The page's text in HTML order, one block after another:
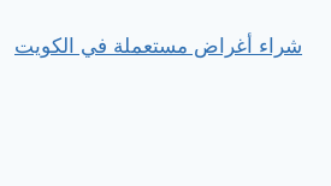
شراء أغراض مستعملة في الكويت